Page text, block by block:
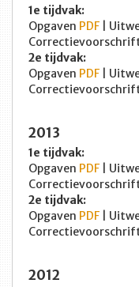
1e tijdvak:
Opgaven PDF |
2e tijdvak:
Opgaven PDF |
2013
1e tijdvak:
Opgaven PDF |
2e tijdvak:
Opgaven PDF |
2012